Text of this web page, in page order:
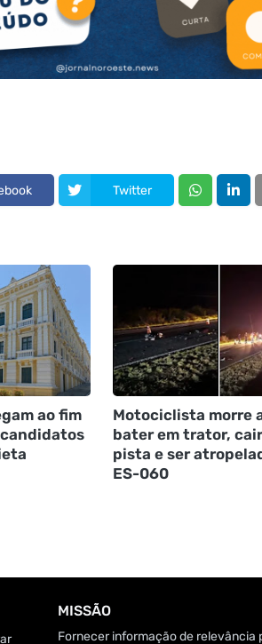
Twitter
ao fim
Motociclista morre
bater em trator,
pista e ser
ES-060
MISSÃO
Fornecer informação de relevância